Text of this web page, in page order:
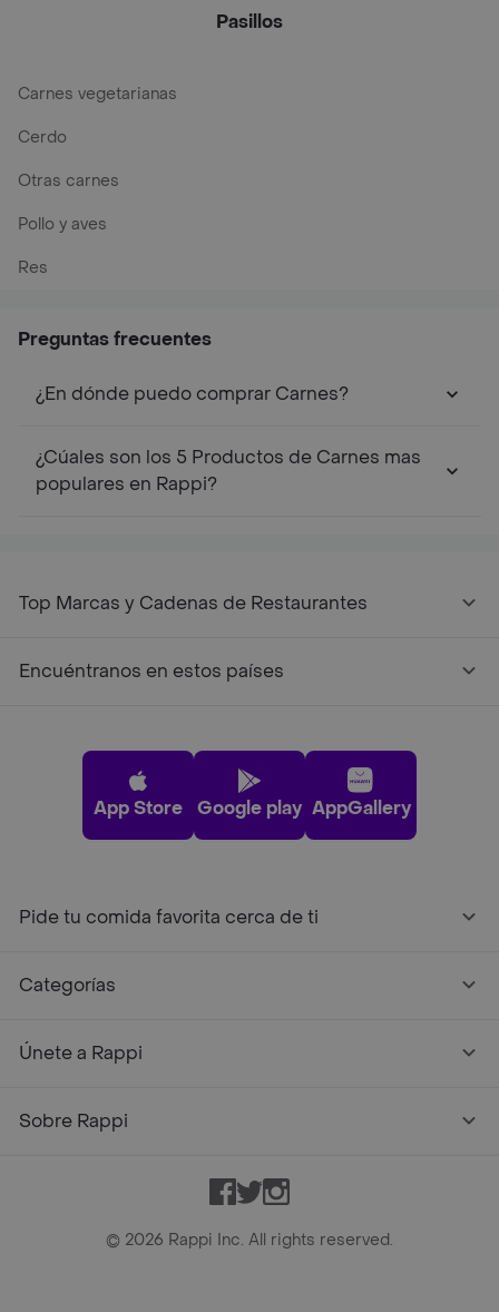
Pasillos
Carnes vegetarianas
Cerdo
Otras carnes
Pollo y aves
Res
Preguntas frecuentes
¿En dónde puedo comprar Carnes?
¿Cúales son los 5 Productos de Carnes mas
populares en Rappi?
Top Marcas y Cadenas de Restaurantes
Encuéntranos en estos países
App Store Google play AppGallery
Pide tu comida favorita cerca de ti
Categorías
Únete a Rappi
Sobre Rappi
Facebook
TwitterInstagram
© 2026 Rappi Inc. All rights reserved.